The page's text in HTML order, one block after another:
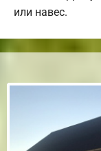
или навес.